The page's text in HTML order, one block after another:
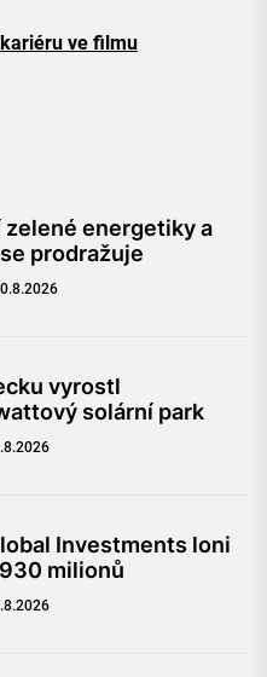
ve filmu
zelené energetiky a
prodražuje
vyrostl
solární park
Investments loni
milionů